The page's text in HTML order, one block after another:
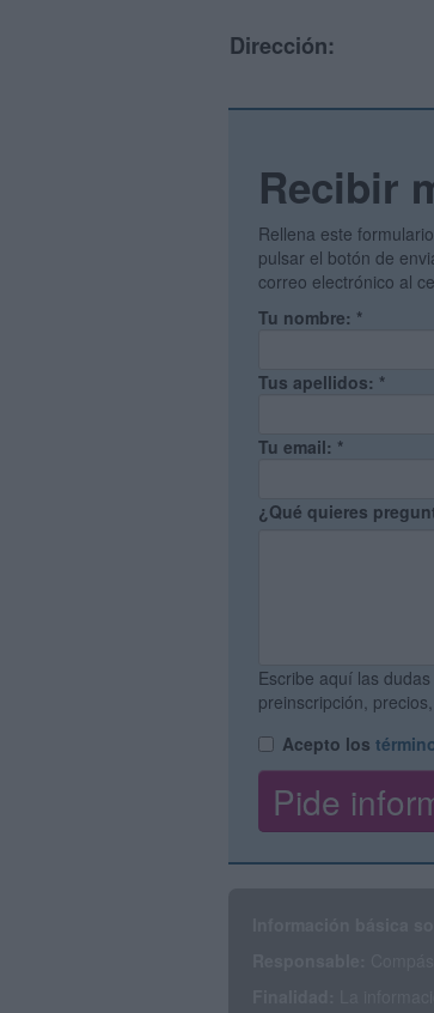
Dirección:
Recibir
Rellena este
pulsar el botón de
correo electrónico al
Tu nombre: *
Tus apellidos: *
Tu email: *
¿Qué quieres
Escribe aquí las
preinscripción,
Acepto los